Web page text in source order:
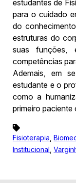
estudantes de
para o cuidado
do
estruturas do
suas funções,
competências
Ademais, em
estudante e o
como a
primeiro paciente
Fisioterapia
Institucional